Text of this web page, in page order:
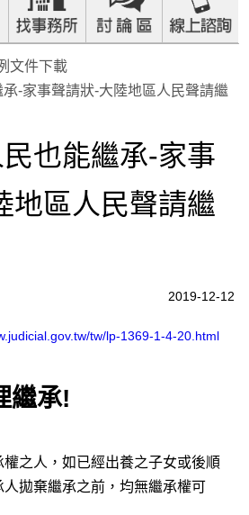
文件下載
-家事聲請狀-大陸地區人民聲請繼
也能繼承-家事
地區人民聲請繼
2019-12-12
tw/lp-1369-1-4-20.html
繼承!
之人，如已經出養之子女或後順
拋棄繼承之前，均無繼承權可